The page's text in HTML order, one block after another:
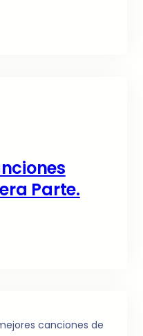
Parte.